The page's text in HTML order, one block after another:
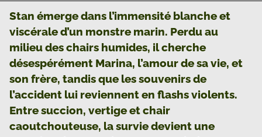
Stan émerge dans l’immensité blanche et
viscérale d’un monstre marin. Perdu au
milieu des chairs humides, il cherche
désespérément Marina, l’amour de sa vie, et
son frère, tandis que les souvenirs de
l’accident lui reviennent en flashs violents.
Entre succion, vertige et chair
caoutchouteuse, la survie devient une